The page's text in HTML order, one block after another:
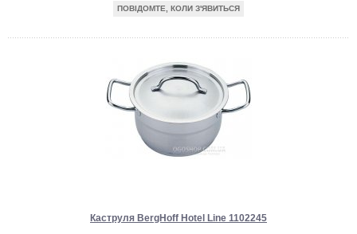
ПОВІДОМТЕ, КОЛИ З'ЯВИТЬСЯ
Каструля BergHoff Hotel Line 1102245